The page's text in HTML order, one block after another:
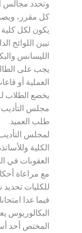
وتحدد مجالس
كل مقرر،
يكون لكل
تبين اللوائح
الليسانس
يجب على
العملية أو
يخضع الطلاب
مجلس
طلب العميد.
لمجلس
الكلية
العقوبات في
مع مراعاة
للكليات تحديد
فيما عدا
البكالوريوس
المختص أحد